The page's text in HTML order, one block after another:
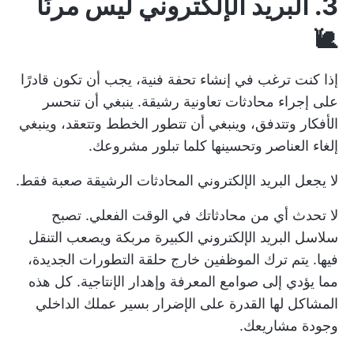
🐌
إذا كنت ترغب في إنشاء تحفة فنية، يجب أن تكون قادرًا
على إجراء محادثات تعاونية رشيقة. ينبغي أن تنحسر
الأفكار وتتدفق، وينبغي أن تتطور الخطط وتتعقد، وينبغي
إلغاء العناصر وتحسينها كلما تبلور مشروعك.
لا يجعل البريد الإلكتروني المحادثات الرشيقة صعبة فقط.
لا تحدث أي من محادثاتك في الوقت الفعلي. تصبح
سلاسل البريد الإلكتروني الكبيرة مربكة ويصعب التنقل
فيها. يتم ترك الموظفين خارج حلقة التطورات الجديدة،
مما يؤدي إلى صوامع المعرفة وإهدار الإنتاجية. كل هذه
المشاكل لها القدرة على الإضرار بسير عملك الداخلي
وجودة مشاريعك.